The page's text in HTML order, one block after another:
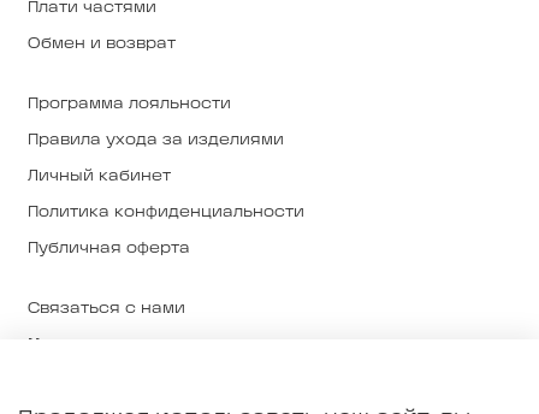
Плати частями
Обмен и возврат
Программа лояльности
Правила ухода за изделиями
Личный кабинет
Политика конфиденциальности
Публичная оферта
Связаться с нами